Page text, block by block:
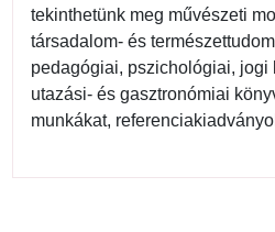
tekinthetünk meg művészeti
társadalom- és
pedagógiai, pszichológiai, jogi
utazási- és gasztronómiai
munkákat,